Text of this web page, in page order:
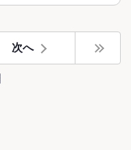
次へ